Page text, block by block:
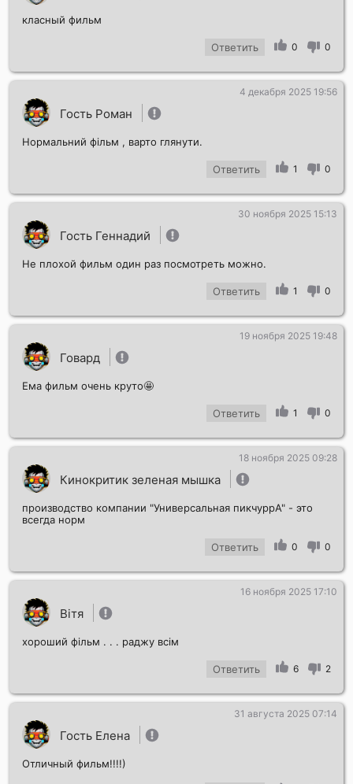
класный фильм
Ответить 0 0
Гость Роман
4 декабря 2025 19:56
Нормальний фільм , варто глянути.
Ответить 1 0
Гость Геннадий
30 ноября 2025 15:13
Не плохой фильм один раз посмотреть можно.
Ответить 1 0
Говард
19 ноября 2025 19:48
Ема фильм очень круто🤩
Ответить 1 0
Кинокритик зеленая мышка
18 ноября 2025 09:28
производство компании "Универсальная пикчуррА" - это
всегда норм
Ответить 0 0
Вітя
16 ноября 2025 17:10
хороший фільм . . . раджу всім
Ответить 6 2
Гость Елена
31 августа 2025 07:14
Отличный фильм!!!!)